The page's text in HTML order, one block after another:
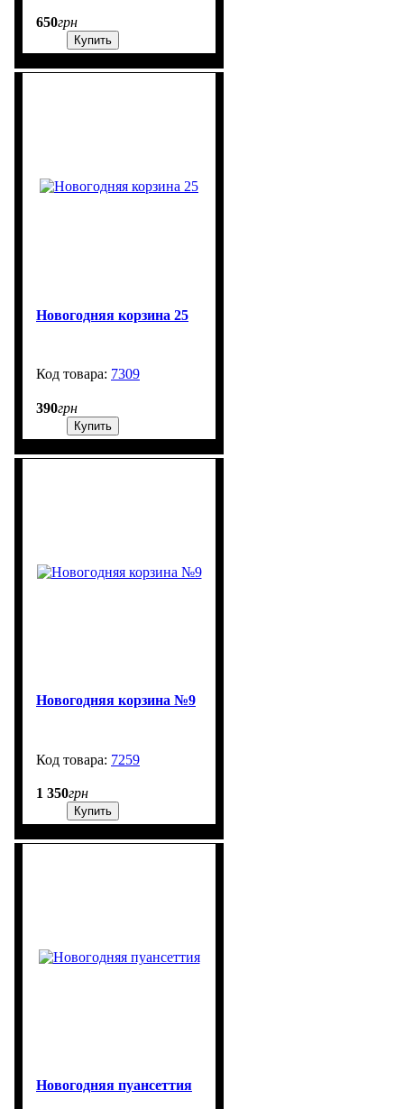
650грн
Купить
Новогодняя корзина 25
7309
390грн
Купить
Новогодняя корзина №9
7259
1 350грн
Купить
Новогодняя пуансеттия